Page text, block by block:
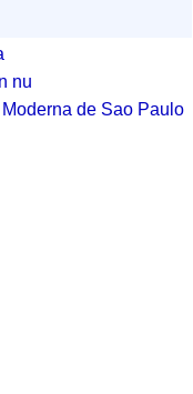
nu
Moderna de Sao Paulo